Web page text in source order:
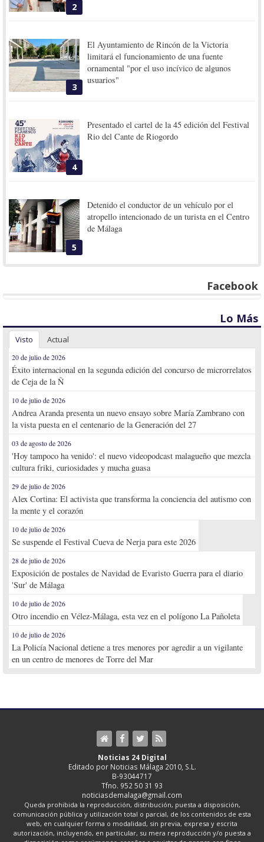
2
3
El Ayuntamiento de Rincón de la Victoria
limitará el funcionamiento de una fuente
ornamental "por el uso incívico de algunos
usuarios"
4
Presentado el cartel de la 45 edición del Festival
Rio del Cante de Riogordo
5
Detenido el conductor de un vehículo por el
atropello intencionado de un turista en el Centro
de Málaga
Facebook
Lo Más
Visto Actual
20 de julio de 2026
Éxito internacional en la segunda edición del concurso de microrrelatos
de Ceja de la Ñ
10 de julio de 2026
Andrea Aranda presenta un nuevo ensayo sobre María Zambrano con
la vista puesta en el centenario de la Generación del 27
03 de agosto de 2026
'Hoy tampoco ha venido': el nuevo videopodcast malagueño que mezcla
cultura friki, curiosidades y mucha guasa
29 de julio de 2026
Alex Cortina: El activista que transforma la conciencia del autismo con
la mente y el corazón
10 de julio de 2026
Se suspende el Festival Cueva de Nerja para este 2026
28 de julio de 2026
Exposición de postales de Navidad de Evaristo Guerra para el diario
'Sur' de Málaga
10 de julio de 2026
Otro incendio en Vélez-Málaga, esta vez en el polígono La Pañoleta
10 de julio de 2026
La Policía Nacional detiene a tres menores por agredir a un vigilante
en un centro de menores de Torre del Mar
Noticias 24 Digital
Editado por Noticias Málaga 2010, S.L.
B-93044717
Tfno. 952 50 31 93
noticiasdemalaga@gmail.com
Queda prohibida la reproducción, distribución, puesta a disposición,
comunicación pública y utilización total o parcial, de los contenidos de esta
web, en cualquier forma o modalidad, sin previa, expresa y escrita
autorización, incluyendo, en particular, su mera reproducción y/o puesta a